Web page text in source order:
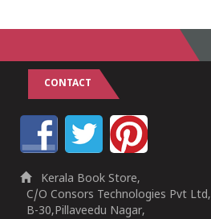
CONTACT
Kerala Book Store,
C/O Consors Technologies Pvt Ltd,
B-30,Pillaveedu Nagar,